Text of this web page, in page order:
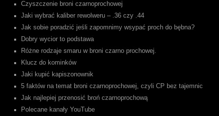
Czyszczenie broni czarnoprochowej
Jaki wybrać kaliber rewolweru – .36 czy .44
Jak sobie poradzić jeśli zapomnimy wsypać proch do bębna?
Dobry wycior to podstawa
Różne rodzaje smaru w broni czarno prochowej.
Klucz do kominków
Jaki kupić kapiszonownik
5 faktów na temat broni czarnoprochowej, czyli CP bez tajemnic
Jak najlepiej przenosić broń czarnoprochową
Polecane kanały YouTube